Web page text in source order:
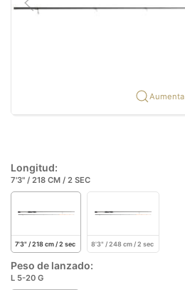
Aumenta
Longitud:
7'3" / 218 CM / 2 SEC
7'3" / 218 cm / 2 sec 8'3" / 248 cm / 2 sec
Peso de lanzado:
L 5-20 G